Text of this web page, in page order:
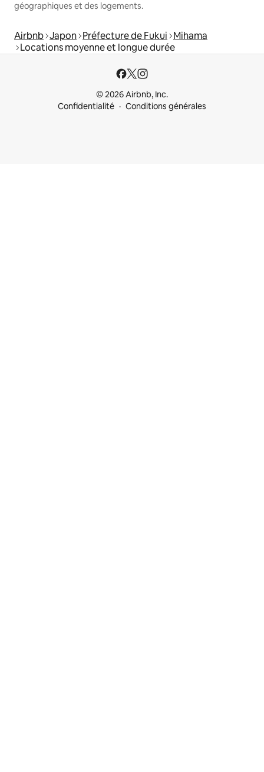
géographiques et des logements.
Airbnb Japon Préfecture de Fukui Mihama
Locations moyenne et longue durée
© 2026 Airbnb, Inc.
Confidentialité
Conditions générales